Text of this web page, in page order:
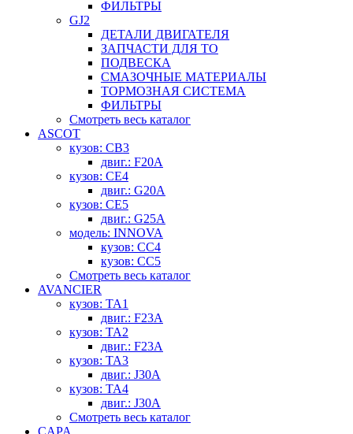
ФИЛЬТРЫ
GJ2
ДЕТАЛИ ДВИГАТЕЛЯ
ЗАПЧАСТИ ДЛЯ ТО
ПОДВЕСКА
СМАЗОЧНЫЕ МАТЕРИАЛЫ
ТОРМОЗНАЯ СИСТЕМА
ФИЛЬТРЫ
Смотреть весь каталог
ASCOT
кузов: CB3
двиг.: F20A
кузов: CE4
двиг.: G20A
кузов: CE5
двиг.: G25A
модель: INNOVA
кузов: CC4
кузов: CC5
Смотреть весь каталог
AVANCIER
кузов: TA1
двиг.: F23A
кузов: TA2
двиг.: F23A
кузов: TA3
двиг.: J30A
кузов: TA4
двиг.: J30A
Смотреть весь каталог
CAPA